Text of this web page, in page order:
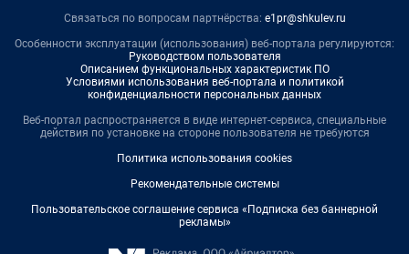
Связаться по вопросам партнёрства: e1pr@shkulev.ru
Особенности эксплуатации (использования) веб-портала регулируются:
Руководством пользователя
Описанием функциональных характеристик ПО
Условиями использования веб-портала и политикой
конфиденциальности персональных данных
Веб-портал распространяется в виде интернет-сервиса, специальные
действия по установке на стороне пользователя не требуются
Политика использования cookies
Рекомендательные системы
Пользовательское соглашение сервиса «Подписка без баннерной
рекламы»